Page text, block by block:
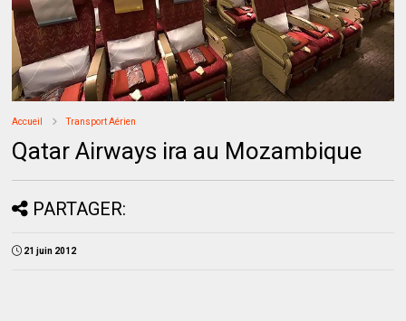
Accueil Transport Aérien
Qatar Airways ira au Mozambique
PARTAGER:
21 juin 2012